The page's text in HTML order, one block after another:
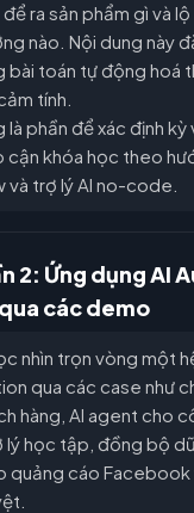
ra sản phẩm gì và
nào. Nội dung này
bài toán tự động hoá
tính.
là phần để xác định kỳ
cận khóa học theo
trợ lý AI no-code.
2: Ứng dụng AI
các demo
nhìn trọn vòng một
qua các case như
hàng, AI agent cho
lý học tập, đồng bộ
quảng cáo Facebook